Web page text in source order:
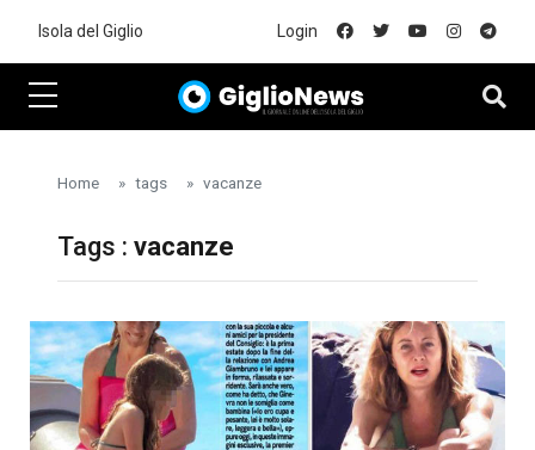
Isola del Giglio Login
Home tags vacanze
Tags : vacanze